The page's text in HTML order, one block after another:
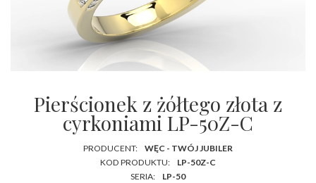
Pierścionek z żółtego złota z
cyrkoniami LP-50Z-C
PRODUCENT:
WĘC - TWÓJ JUBILER
KOD PRODUKTU:
LP-50Z-C
SERIA:
LP-50